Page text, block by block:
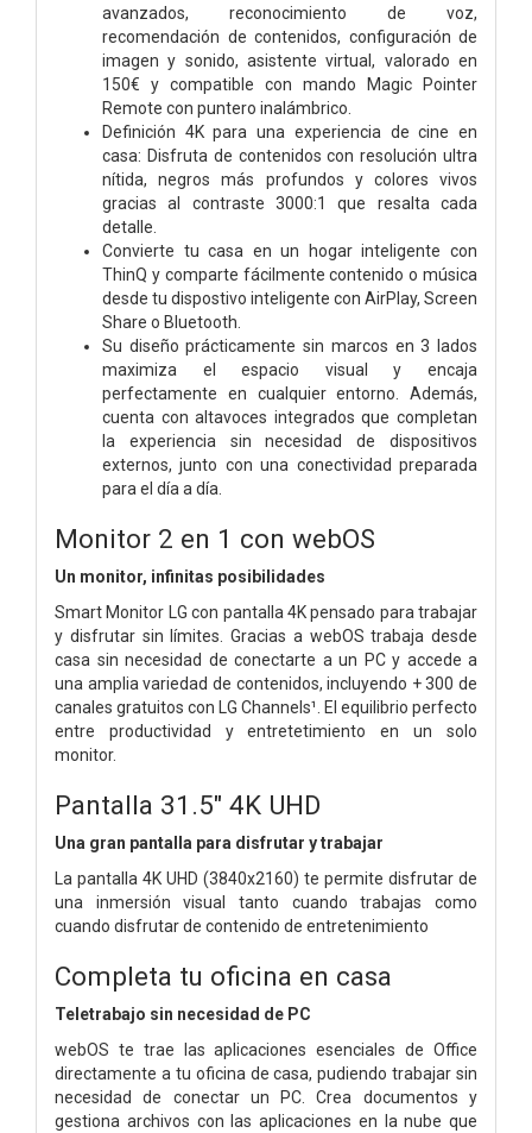
avanzados, reconocimiento de voz,
recomendación de contenidos, configuración de
imagen y sonido, asistente virtual, valorado en
150€ y compatible con mando Magic Pointer
Remote con puntero inalámbrico.
Definición 4K para una experiencia de cine en
casa: Disfruta de contenidos con resolución ultra
nítida, negros más profundos y colores vivos
gracias al contraste 3000:1 que resalta cada
detalle.
Convierte tu casa en un hogar inteligente con
ThinQ y comparte fácilmente contenido o música
desde tu dispostivo inteligente con AirPlay, Screen
Share o Bluetooth.
Su diseño prácticamente sin marcos en 3 lados
maximiza el espacio visual y encaja
perfectamente en cualquier entorno. Además,
cuenta con altavoces integrados que completan
la experiencia sin necesidad de dispositivos
externos, junto con una conectividad preparada
para el día a día.
Monitor 2 en 1 con webOS
Un monitor, infinitas posibilidades
Smart Monitor LG con pantalla 4K pensado para trabajar
y disfrutar sin límites. Gracias a webOS trabaja desde
casa sin necesidad de conectarte a un PC y accede a
una amplia variedad de contenidos, incluyendo + 300 de
canales gratuitos con LG Channels¹. El equilibrio perfecto
entre productividad y entretetimiento en un solo
monitor.
Pantalla 31.5" 4K UHD
Una gran pantalla para disfrutar y trabajar
La pantalla 4K UHD (3840x2160) te permite disfrutar de
una inmersión visual tanto cuando trabajas como
cuando disfrutar de contenido de entretenimiento
Completa tu oficina en casa
Teletrabajo sin necesidad de PC
webOS te trae las aplicaciones esenciales de Office
directamente a tu oficina de casa, pudiendo trabajar sin
necesidad de conectar un PC. Crea documentos y
gestiona archivos con las aplicaciones en la nube que